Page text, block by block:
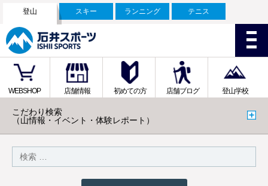
登山 スキー ランニング テニス
WEBSHOP 店舗情報 初めての方 店舗ブログ 登山学校
こだわり検索
（山情報・イベント・体験レポート）